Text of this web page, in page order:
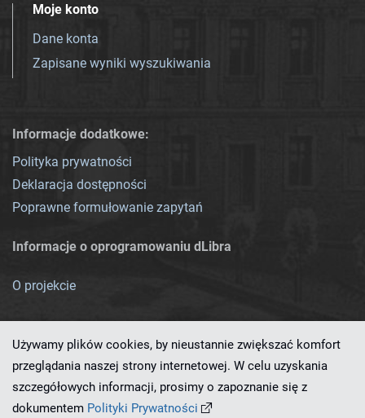
Moje konto
Dane konta
Zapisane wyniki wyszukiwania
Informacje dodatkowe:
Polityka prywatności
Deklaracja dostępności
Poprawne formułowanie zapytań
Informacje o oprogramowaniu dLibra
O projekcie
Ten serwis działa dzięki oprogramowaniu
Używamy plików cookies, by nieustannie zwiększać komfort
przeglądania naszej strony internetowej. W celu uzyskania
szczegółowych informacji, prosimy o zapoznanie się z
dokumentem Polityki Prywatności